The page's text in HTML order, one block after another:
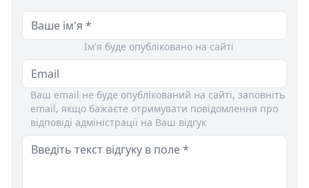
Ім'я буде опубліковано на сайті
Ваш email не буде опублікований на сайті, заповніть
email, якщо бажаєте отримувати повідомлення про
відповіді адміністрації на Ваш відгук